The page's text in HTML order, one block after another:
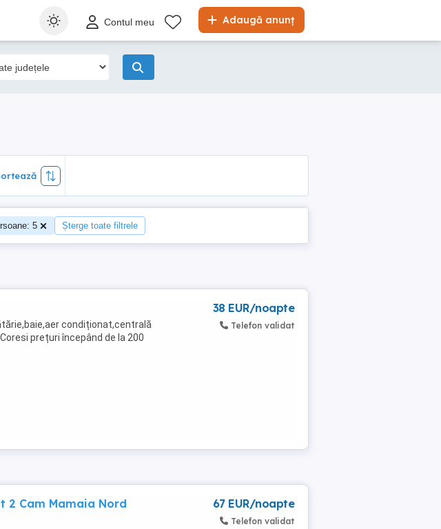
Adaugă anunț
Contul meu
5 Șterge toate filtrele
condiționat,centrală
prețuri începând de la 200
38 EUR/noapte
Telefon validat
2 Cam Mamaia Nord
67 EUR/noapte
Telefon validat